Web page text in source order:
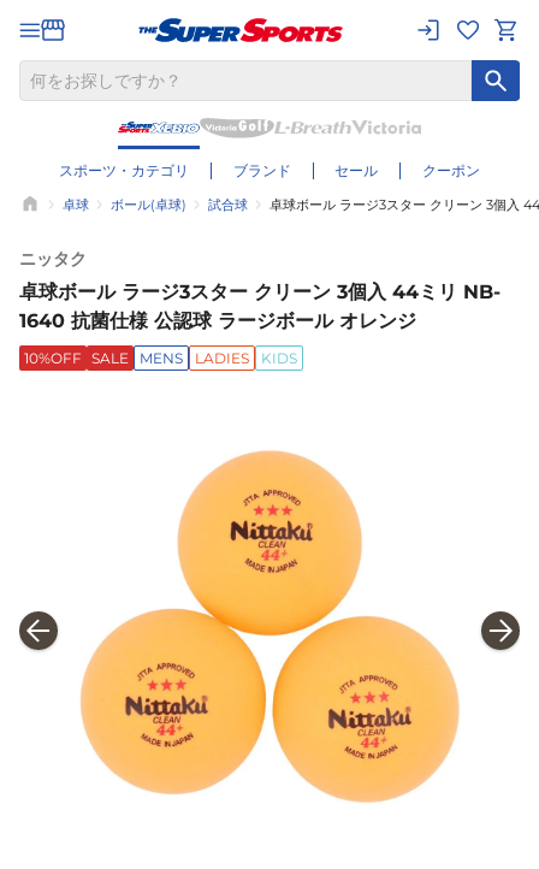
スポーツ・カテゴリ ブランド セール クーポン
卓球 ボール(卓球) 試合球 卓球ボール ラージ3スター クリーン 3個入
ニッタク
卓球ボール ラージ3スター クリーン 3個入 44ミリ NB-
1640 抗菌仕様 公認球 ラージボール オレンジ
10%OFF SALE MENS LADIES KIDS